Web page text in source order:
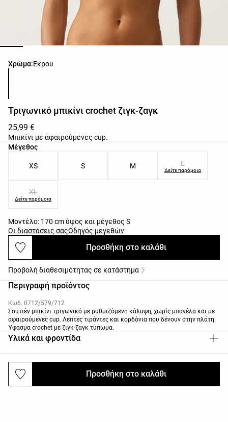
Χρώμα:Εκρου
Λίστα χρωμάτων προϊόντος
Τριγωνικό μπικίνι crochet ζιγκ-ζαγκ
25,99 €
Μπικίνι με αφαιρούμενες cup.
Μέγεθος
Λίστα μεγεθών προϊόντος
XS S M L
Δείτε παρόμοια
XL
Δείτε παρόμοια
Μοντέλο: 170 cm ύψος και μέγεθος S
Οι διαστάσεις σαςΟδηγός μεγεθών
Προσθήκη στο καλάθι
Προσθήκη στο καλάθι
Προβολή διαθεσιμότητας σε κατάστημα
Περιγραφή προϊόντος
Κωδ. 0712/579/712
Σουτιέν μπικίνι τριγωνικό με ρυθμιζόμενη κάλυψη, χωρίς μπανέλα και με
αφαιρούμενες cup. Λεπτές τιράντες και κορδόνια που δένουν στην πλάτη.
Ύφασμα crochet με ζιγκ-ζαγκ τύπωμα.
Υλικά και φροντίδα
Αποστολές και επιστροφές